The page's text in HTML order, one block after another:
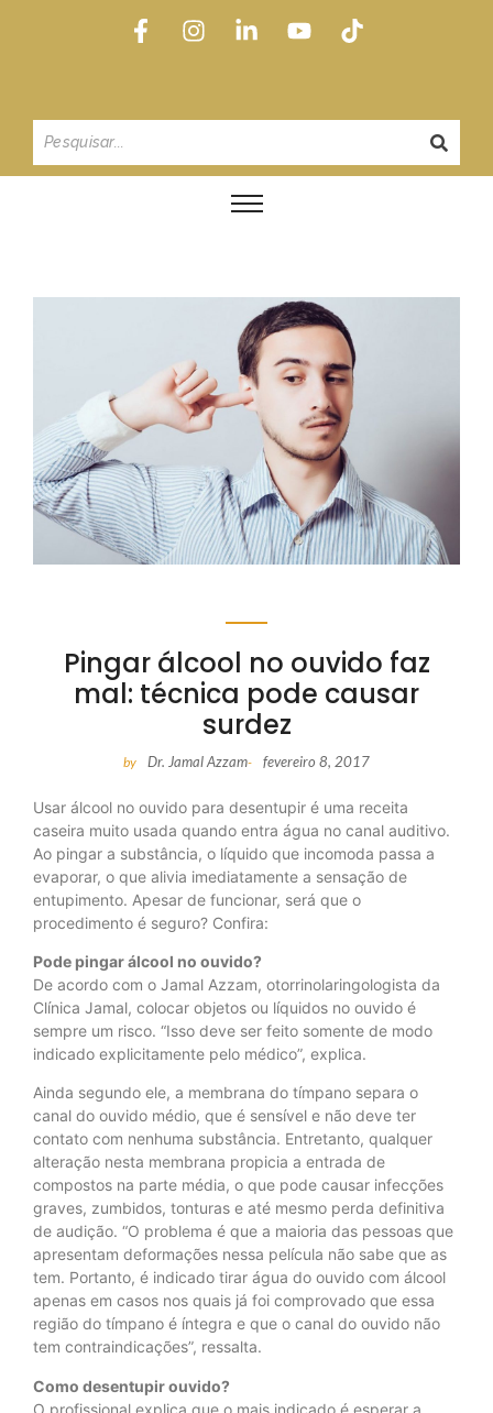
Pingar álcool no ouvido faz
mal: técnica pode causar
surdez
by Dr. Jamal Azzam- fevereiro 8, 2017
Usar álcool no ouvido para desentupir é uma receita
caseira muito usada quando entra água no canal auditivo.
Ao pingar a substância, o líquido que incomoda passa a
evaporar, o que alivia imediatamente a sensação de
entupimento. Apesar de funcionar, será que o
procedimento é seguro? Confira:
Pode pingar álcool no ouvido?
De acordo com o Jamal Azzam, otorrinolaringologista da
Clínica Jamal, colocar objetos ou líquidos no ouvido é
sempre um risco. “Isso deve ser feito somente de modo
indicado explicitamente pelo médico”, explica.
Ainda segundo ele, a membrana do tímpano separa o
canal do ouvido médio, que é sensível e não deve ter
contato com nenhuma substância. Entretanto, qualquer
alteração nesta membrana propicia a entrada de
compostos na parte média, o que pode causar infecções
graves, zumbidos, tonturas e até mesmo perda definitiva
de audição. “O problema é que a maioria das pessoas que
apresentam deformações nessa película não sabe que as
tem. Portanto, é indicado tirar água do ouvido com álcool
apenas em casos nos quais já foi comprovado que essa
região do tímpano é íntegra e que o canal do ouvido não
tem contraindicações”, ressalta.
Como desentupir ouvido?
O profissional explica que o mais indicado é esperar a